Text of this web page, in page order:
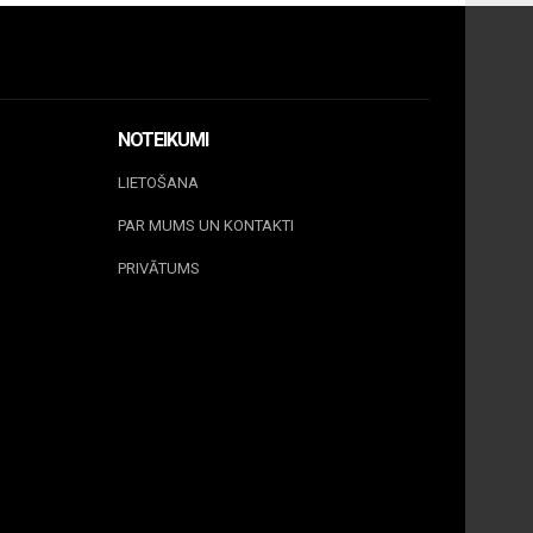
NOTEIKUMI
LIETOŠANA
PAR MUMS UN KONTAKTI
PRIVĀTUMS